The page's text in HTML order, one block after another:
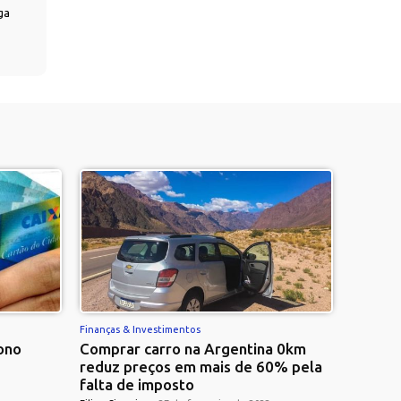
Finanças & Investimentos
Comprar carro na Argentina 0km
reduz preços em mais de 60% pela
falta de imposto